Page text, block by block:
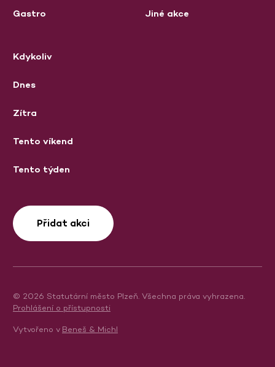
Gastro Jiné akce
Kdykoliv
Dnes
Zítra
Tento víkend
Tento týden
Přidat akci
© 2026 Statutární město Plzeň. Všechna práva vyhrazena.
Prohlášení o přístupnosti
Vytvořeno v Beneš & Michl